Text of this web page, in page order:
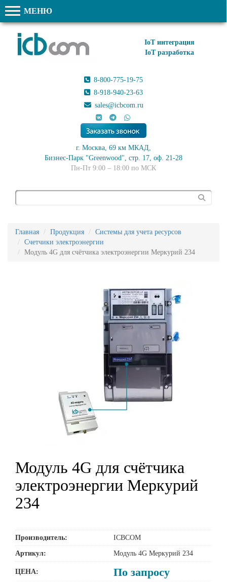
МЕНЮ
IoT интеграция
IoT разработка
8-800-775-19-75
8-918-940-23-63
sales@icbcom.ru
г. Москва, 69 км МКАД,
Бизнес-Парк "Greenwood", стр. 17, оф. 21-28
Пн-Пт 9:00 – 18:00 по МСК
Главная Продукция
Системы для учета ресурсов
Счетчики электроэнергии
Модуль 4G для счётчика электроэнергии Меркурий 234
Модуль 4G для счётчика
электроэнергии Меркурий
234
Производитель: ICBCOM
Артикул: Модуль 4G Меркурий 234
ЦЕНА: По запросу